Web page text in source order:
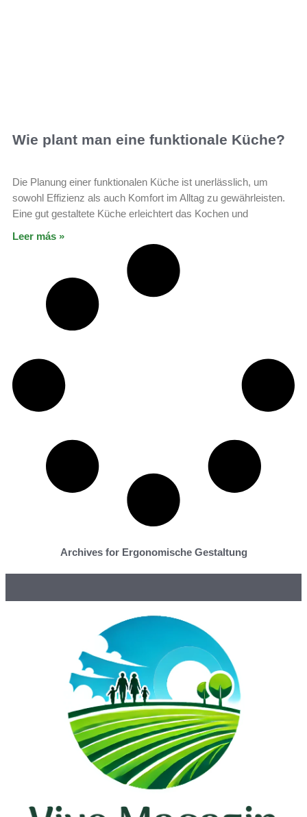
Wie plant man eine funktionale Küche?
Die Planung einer funktionalen Küche ist unerlässlich, um
sowohl Effizienz als auch Komfort im Alltag zu gewährleisten.
Eine gut gestaltete Küche erleichtert das Kochen und
Leer más »
Archives for Ergonomische Gestaltung